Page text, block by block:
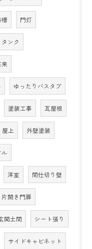
槽 門灯
ンク
来
ゆったりバスタブ
塗装工事 瓦屋根
屋上 外壁塗装
ル
洋室 間仕切り壁
片開き門扉
関土間 シート張り
サイドキャビネット